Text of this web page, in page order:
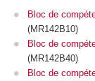
Bloc de
(MR142B10)
Bloc de
(MR142B40)
Bloc de